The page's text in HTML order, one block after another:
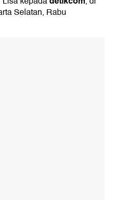
Selatan, Rabu